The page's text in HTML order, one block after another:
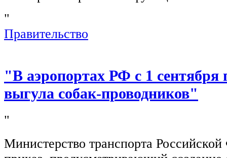
"
Правительство
"В аэропортах РФ с 1 сентября
выгула собак-проводников"
"
Министерство транспорта